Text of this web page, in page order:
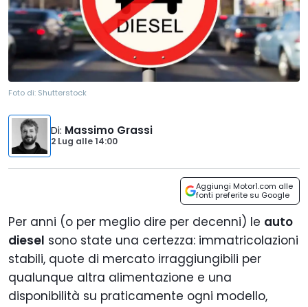
Foto di: Shutterstock
Di: Massimo Grassi
2 Lug alle14:00
Aggiungi Motor1.com alle
fonti preferite su Google
Per anni (o per meglio dire per decenni) le auto
diesel sono state una certezza: immatricolazioni
stabili, quote di mercato irraggiungibili per
qualunque altra alimentazione e una
disponibilità su praticamente ogni modello,